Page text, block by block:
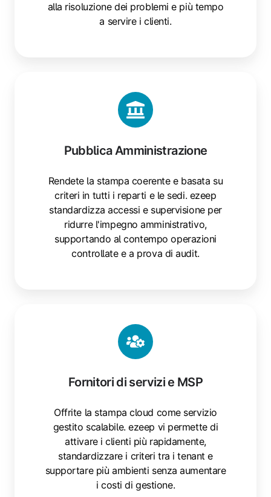
alla risoluzione dei problemi e più tempo
a servire i clienti.
Pubblica Amministrazione
Rendete la stampa coerente e basata su
criteri in tutti i reparti e le sedi. ezeep
standardizza accessi e supervisione per
ridurre l'impegno amministrativo,
supportando al contempo operazioni
controllate e a prova di audit.
Fornitori di servizi e MSP
Offrite la stampa cloud come servizio
gestito scalabile. ezeep vi permette di
attivare i clienti più rapidamente,
standardizzare i criteri tra i tenant e
supportare più ambienti senza aumentare
i costi di gestione.